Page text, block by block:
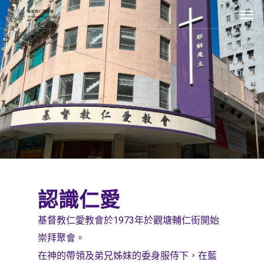
認識仁愛
基督教仁愛教會於1973年於觀塘輔仁街開始
崇拜聚會。
在神的帶領及弟兄姊妹的委身服侍下，在藍